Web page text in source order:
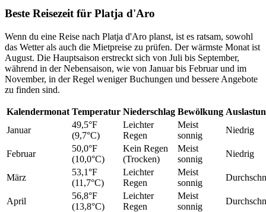
Beste Reisezeit für Platja d'Aro
Wenn du eine Reise nach Platja d'Aro planst, ist es ratsam, sowohl
das Wetter als auch die Mietpreise zu prüfen. Der wärmste Monat ist
August. Die Hauptsaison erstreckt sich von Juli bis September,
während in der Nebensaison, wie von Januar bis Februar und im
November, in der Regel weniger Buchungen und bessere Angebote
zu finden sind.
Kalendermonat Temperatur Niederschlag Bewölkung
Januar
49,5°F
(9,7°C)
Leichter
Regen
Meist
sonnig
Niedrig
Februar
50,0°F
(10,0°C)
Kein Regen
(Trocken)
Meist
sonnig
Niedrig
März
53,1°F
(11,7°C)
Leichter
Regen
Meist
sonnig
April
56,8°F
(13,8°C)
Leichter
Regen
Meist
sonnig